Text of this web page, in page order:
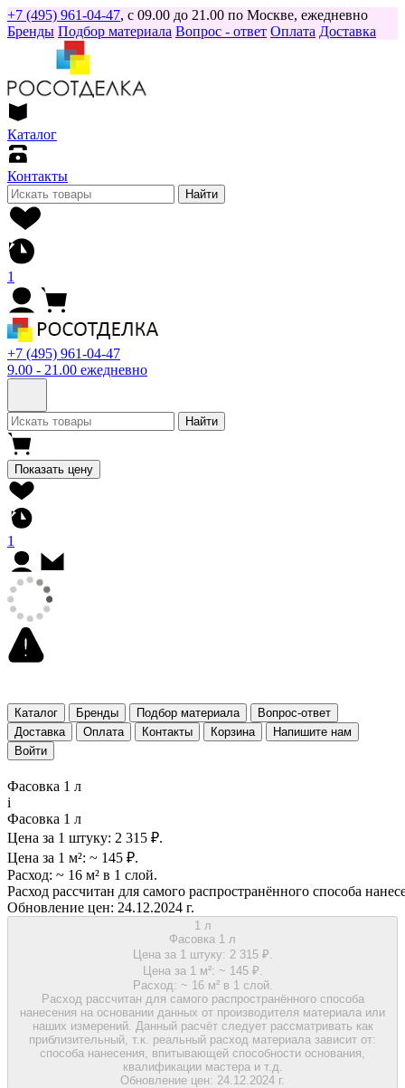
+7 (495) 961-04-47, с 09.00 до 21.00 по Москве, ежедневно
Бренды Подбор материала Вопрос - ответ Оплата Доставка
Каталог
Контакты
Найти
1
+7 (495) 961-04-47
9.00 - 21.00 ежедневно
Найти
Показать цену
1
Каталог Бренды Подбор материала
Вопрос-ответ
Доставка
Оплата Контакты Корзина
Напишите нам
Войти
Фасовка 1 л
i
Фасовка 1 л
Цена за 1 штуку: 2 315 ₽.
Цена за 1 м²: ~ 145 ₽.
Расход: ~ 16 м² в 1 слой.
Расход рассчитан для самого распространённого способа
Обновление цен: 24.12.2024 г.
1 л
Фасовка 1 л
Цена за 1 штуку: 2 315 ₽.
Цена за 1 м²: ~ 145 ₽.
Расход: ~ 16 м² в 1 слой.
Расход рассчитан для самого распространённого способа
нанесения на основании данных от производителя материала или
наших измерений. Данный расчёт следует рассматривать как
приблизительный, т.к. реальный расход материала зависит от:
способа нанесения, впитывающей способности основания,
квалификации мастера и т.д.
Обновление цен: 24.12.2024 г.